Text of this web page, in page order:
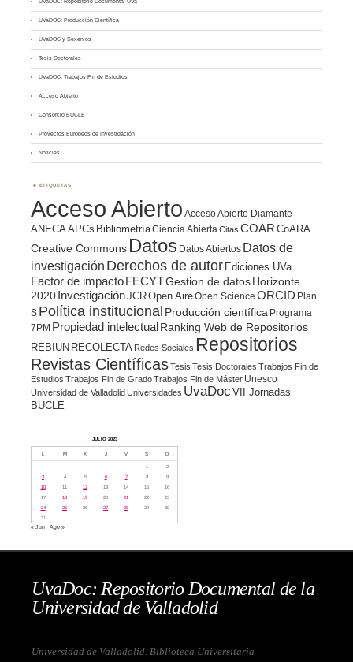
UVaDOC: Producción Científica
UVaDOC y Sexenios
Tesis Doctorales
UVaDOC: Trabajos Fin de Estudios
Acceso Abierto
Consorcio BUCLE
Proyectos Europeos de Investigación
Noticias
ETIQUETAS
Acceso Abierto Acceso Abierto Diamante
ANECA APCs BibliometríaCiencia Abierta Citas COAR CoARA
Creative Commons Datos Datos Abiertos Datos de
investigación Derechos de autor Ediciones UVa
Factor de impacto FECYTGestion de datosHorizonte
2020 InvestigaciónJCROpen AireOpen Science ORCID Plan
S Política institucional Producción científica Programa
7PM Propiedad intelectualRanking Web de Repositorios
REBIUN RECOLECTA Redes Sociales Repositorios
Revistas CientíficasTesis Tesis Doctorales Trabajos Fin de
Estudios Trabajos Fin de GradoTrabajos Fin de Máster Unesco
Universidad de ValladolidUniversidades UvaDoc VII Jornadas
BUCLE
JULIO 2023
L M X J V S D
1
2
3
4 5 6 7 8
9
10
11 12 13 14 15
16
17
18 19 20 21 22
23
24
25 26 27 28 29
30
31
« Jun Ago »
UvaDoc: Repositorio Documental de la
Universidad de Valladolid
Universidad de Valladolid. Biblioteca Universitaria